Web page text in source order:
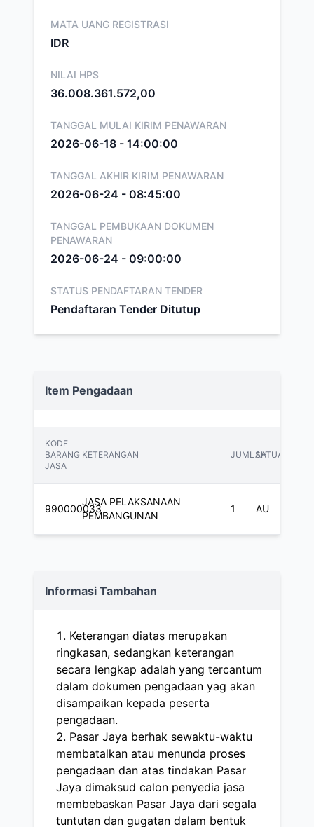
MATA UANG REGISTRASI
IDR
NILAI HPS
36.008.361.572,00
TANGGAL MULAI KIRIM PENAWARAN
2026-06-18 - 14:00:00
TANGGAL AKHIR KIRIM PENAWARAN
2026-06-24 - 08:45:00
TANGGAL PEMBUKAAN DOKUMEN
PENAWARAN
2026-06-24 - 09:00:00
STATUS PENDAFTARAN TENDER
Pendaftaran Tender Ditutup
Item Pengadaan
KODE
BARANG
JASA
KETERANGAN JUMLAHSATUAN
990000033
JASA PELAKSANAAN
PEMBANGUNAN
1 AU
Informasi Tambahan
Keterangan diatas merupakan
ringkasan, sedangkan keterangan
secara lengkap adalah yang tercantum
dalam dokumen pengadaan yag akan
disampaikan kepada peserta
pengadaan.
Pasar Jaya berhak sewaktu-waktu
membatalkan atau menunda proses
pengadaan dan atas tindakan Pasar
Jaya dimaksud calon penyedia jasa
membebaskan Pasar Jaya dari segala
tuntutan dan gugatan dalam bentuk